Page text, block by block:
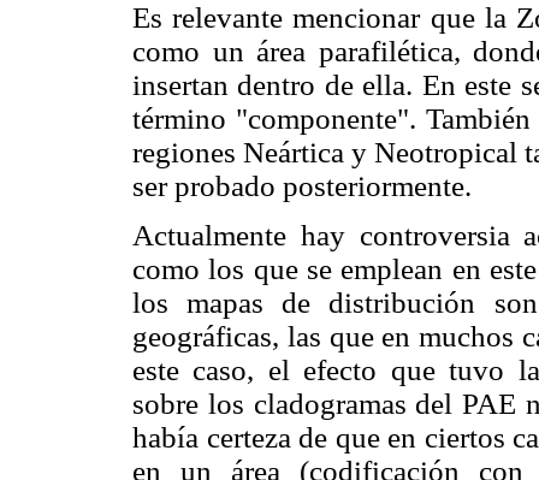
Es relevante mencionar que la
como un área parafilética,
insertan dentro de ella. En este
término "componente".
regiones Neártica y Neotropical
ser probado posteriormente.
Actualmente hay controversia
como los que se emplean en
los mapas de distribución
geográficas, las que en muchos
este caso, el efecto que tuvo
sobre los cladogramas del PAE
había certeza de que en ciertos
en un área (codificación